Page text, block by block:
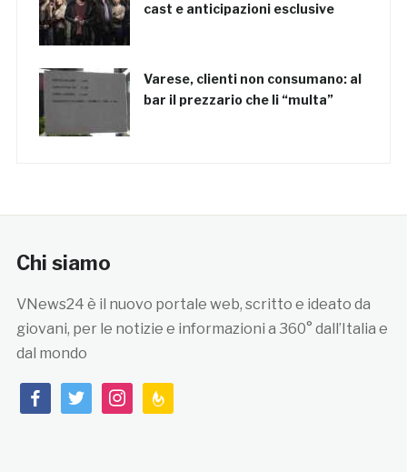
cast e anticipazioni esclusive
Varese, clienti non consumano: al
bar il prezzario che li “multa”
Chi siamo
VNews24 è il nuovo portale web, scritto e ideato da
giovani, per le notizie e informazioni a 360° dall’Italia e
dal mondo
facebooktwitterinstagramfeedburner